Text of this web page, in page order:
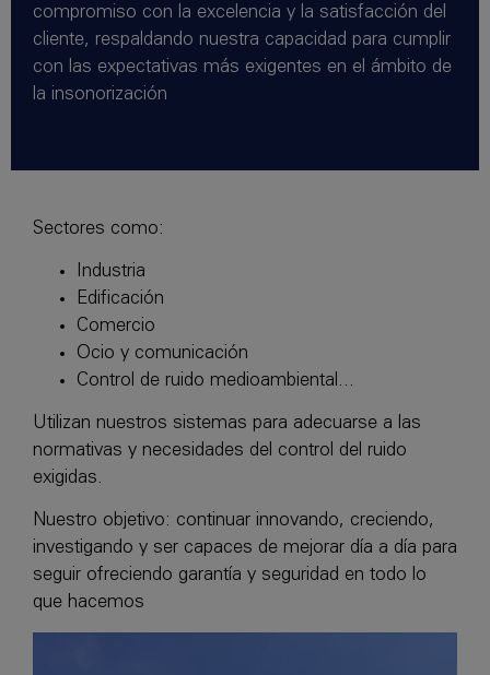
compromiso con la excelencia y la satisfacción del
cliente, respaldando nuestra capacidad para cumplir
con las expectativas más exigentes en el ámbito de
la insonorización
Sectores como:
Industria
Edificación
Comercio
Ocio y comunicación
Control de ruido medioambiental...
Utilizan nuestros sistemas para adecuarse a las
normativas y necesidades del control del ruido
exigidas.
Nuestro objetivo: continuar innovando, creciendo,
investigando y ser capaces de mejorar día a día para
seguir ofreciendo garantía y seguridad en todo lo
que hacemos